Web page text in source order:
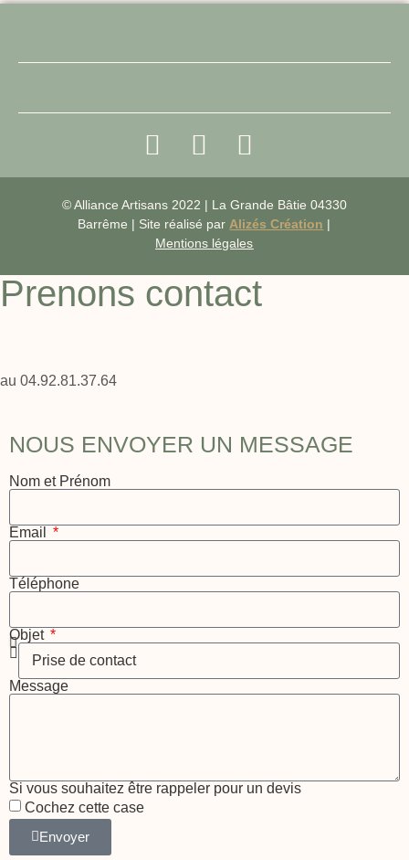
© Alliance Artisans 2022 | La Grande Bâtie 04330
Barrême | Site réalisé par Alizés Création |
Mentions légales
Prenons contact
au 04.92.81.37.64
NOUS ENVOYER UN MESSAGE
Nom et Prénom
Email
Téléphone
Objet
Message
Si vous souhaitez être rappeler pour un devis
Cochez cette case
Envoyer